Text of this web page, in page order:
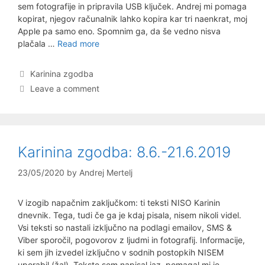
sem fotografije in pripravila USB ključek. Andrej mi pomaga
kopirat, njegov računalnik lahko kopira kar tri naenkrat, moj
Apple pa samo eno. Spomnim ga, da še vedno nisva
plačala … Read moreKarinina
Categories
Karinina zgodba
Leave a comment
Karinina zgodba: 8.6.-21.6.2019
23/05/2020 by Andrej Mertelj
V izogib napačnim zaključkom: ti teksti NISO Karinin
dnevnik. Tega, tudi če ga je kdaj pisala, nisem nikoli videl.
Vsi teksti so nastali izključno na podlagi emailov, SMS &
Viber sporočil, pogovorov z ljudmi in fotografij. Informacije,
ki sem jih izvedel izključno v sodnih postopkih NISEM